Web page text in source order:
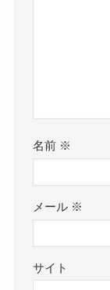
名前 ※
メール ※
サイト